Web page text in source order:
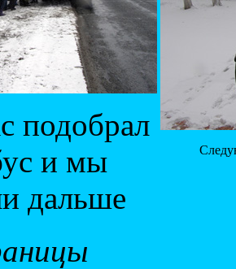
подобрал
и мы
дальше